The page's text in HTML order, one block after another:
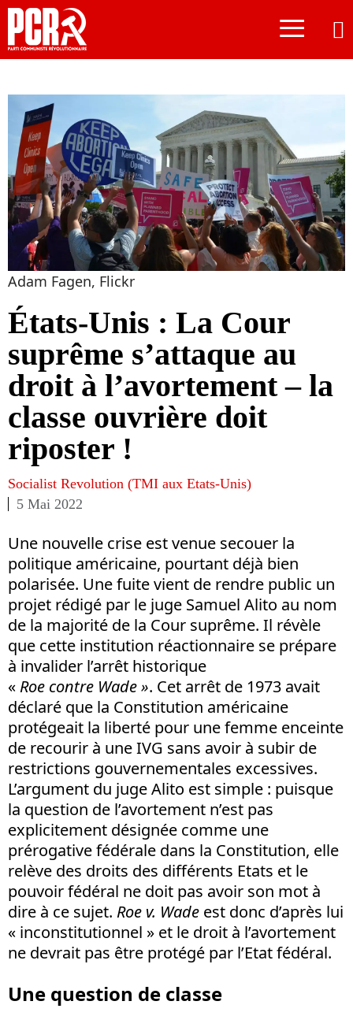
≡
Adam Fagen, Flickr
États-Unis : La Cour
suprême s’attaque au
droit à l’avortement – la
classe ouvrière doit
riposter !
Socialist Revolution (TMI aux Etats-Unis)
5 Mai 2022
Une nouvelle crise est venue secouer la
politique américaine, pourtant déjà bien
polarisée. Une fuite vient de rendre public un
projet rédigé par le juge Samuel Alito au nom
de la majorité de la Cour suprême. Il révèle
que cette institution réactionnaire se prépare
à invalider l’arrêt historique
« Roe contre Wade ». Cet arrêt de 1973 avait
déclaré que la Constitution américaine
protégeait la liberté pour une femme enceinte
de recourir à une IVG sans avoir à subir de
restrictions gouvernementales excessives.
L’argument du juge Alito est simple : puisque
la question de l’avortement n’est pas
explicitement désignée comme une
prérogative fédérale dans la Constitution, elle
relève des droits des différents Etats et le
pouvoir fédéral ne doit pas avoir son mot à
dire à ce sujet. Roe v. Wade est donc d’après lui
« inconstitutionnel » et le droit à l’avortement
ne devrait pas être protégé par l’Etat fédéral.
Une question de classe